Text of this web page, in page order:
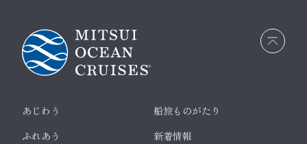
画面
最上
あじわう
ふれあう
船旅ものがたり
新着情報